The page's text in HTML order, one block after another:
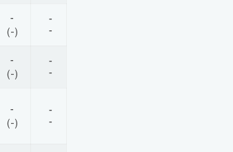
-
(-)
-
-
-
(-)
-
-
-
(-)
-
-